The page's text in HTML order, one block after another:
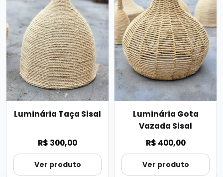
Luminária Taça Sisal
R$ 300,00
Ver produto
Luminária Gota
Vazada Sisal
R$ 400,00
Ver produto